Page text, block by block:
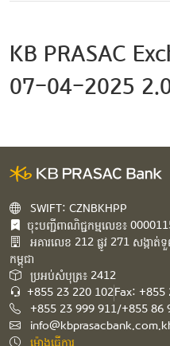
KB PRASAC
07-04-2025
SWIFT: CZNBKHPP
ចុះបញ្ជីពាណិជ្ជកម្មលេខ៖
អគារ​លេខ​ 212 ផ្លូវ 271 សង្កា
កម្ពុជា​
ប្រអប់សំបុត្រ៖ 2412
+855 23 220 102Fax: +855
+855 23 999 911/+855 86
ម៉ោងធ្វើការ